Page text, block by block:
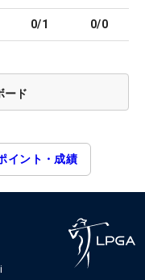
0/1 0/0
ード
イント・成績